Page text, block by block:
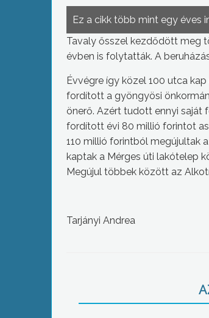
Ez a cikk több mint egy éves
Tavaly ősszel kezdődött meg
évben is folytatták. A
Évvégre így közel 100 utca
fordított a gyöngyösi
önerő. Azért tudott ennyi saját
fordított évi 80 millió forintot
110 millió forintból megújultak
kaptak a Mérges úti lakótelep
Megújul többek között az
Tarjányi Andrea